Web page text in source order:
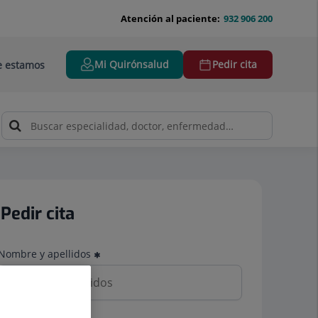
932 906 200
Atención al paciente:
estamos Mi Quirónsalud Pedir cita
Pedir cita
y apellidos